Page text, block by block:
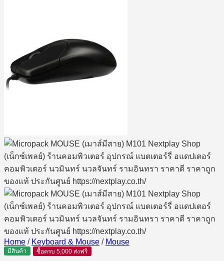
Home / Keyboard & Mouse / Mouse
มีสินค้า ซื้อครบ 5,000 ส่งฟรี